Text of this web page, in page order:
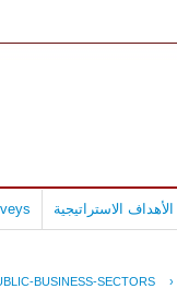
الأهداف الاستراتيجية
BUSINESS-SECTORS ›